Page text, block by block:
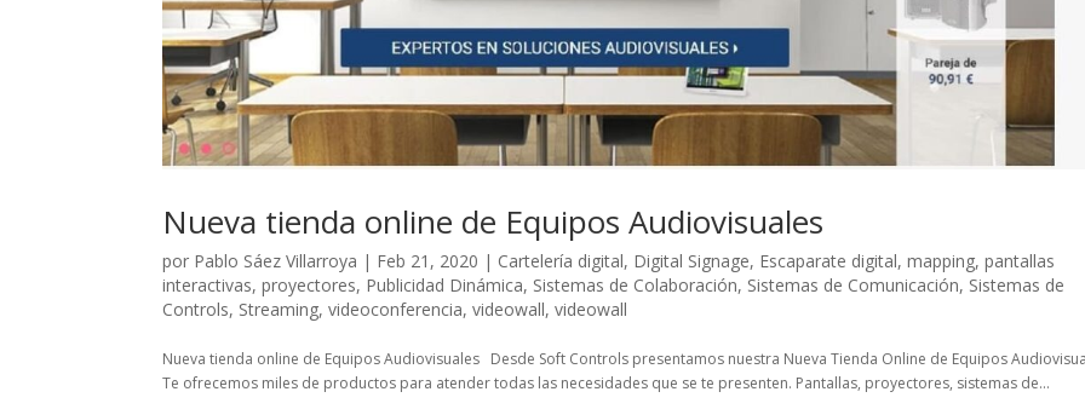
Nueva tienda online de Equipos Audiovisuales
por Pablo Sáez Villarroya | Feb 21, 2020 | Cartelería digital, Digital Signage, Escaparate digital,mapping,pantallas
interactivas,proyectores, Publicidad Dinámica, Sistemas de Colaboración, Sistemas de Comunicación, Sistemas de
Controls, Streaming,videoconferencia,videowall,videowall
Nueva tienda online de Equipos Audiovisuales Desde Soft Controls presentamos nuestra Nueva Tienda Online de Equipos
Te ofrecemos miles de productos para atender todas las necesidades que se te presenten. Pantallas, proyectores, sistemas de...